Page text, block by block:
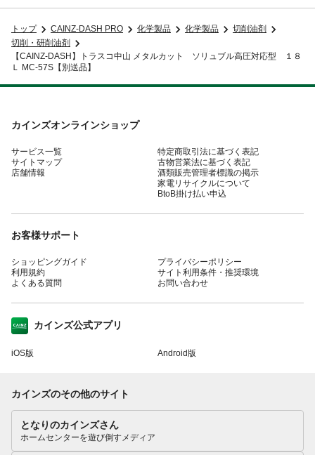
トップ CAINZ-DASH PRO 化学製品 化学製品
切削油剤
切削・研削油剤
【CAINZ-DASH】トラスコ中山 メタルカット ソリュブル高圧対応型 １８
Ｌ MC-57S【別送品】
カインズオンラインショップ
サービス一覧
サイトマップ
店舗情報
特定商取引法に基づく表記
古物営業法に基づく表記
酒類販売管理者標識の掲示
家電リサイクルについて
BtoB掛け払い申込
お客様サポート
ショッピングガイド
利用規約
よくある質問
プライバシーポリシー
サイト利用条件・推奨環境
お問い合わせ
カインズ公式アプリ
iOS版 Android版
カインズのその他のサイト
となりのカインズさん
ホームセンターを遊び倒すメディア